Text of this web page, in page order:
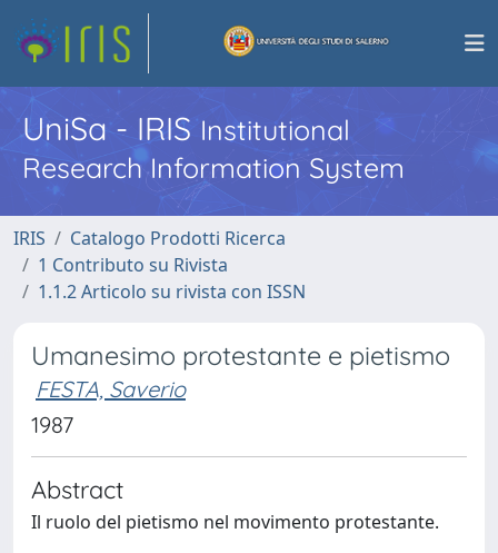
UniSa - IRISInstitutional
Research Information System
IRIS
Catalogo Prodotti Ricerca
1 Contributo su Rivista
1.1.2 Articolo su rivista con ISSN
Umanesimo protestante e pietismo
FESTA, Saverio
1987
Abstract
Il ruolo del pietismo nel movimento protestante.